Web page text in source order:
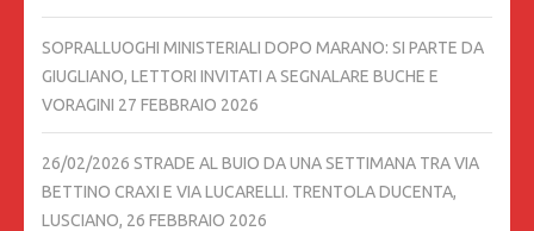
SOPRALLUOGHI MINISTERIALI DOPO MARANO: SI PARTE DA
GIUGLIANO, LETTORI INVITATI A SEGNALARE BUCHE E
VORAGINI 27 FEBBRAIO 2026
26/02/2026 STRADE AL BUIO DA UNA SETTIMANA TRA VIA
BETTINO CRAXI E VIA LUCARELLI. TRENTOLA DUCENTA,
LUSCIANO, 26 FEBBRAIO 2026